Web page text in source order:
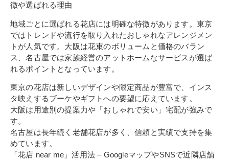
徴や選ばれる理由
地域ごとに選ばれる花店には明確な特徴があります。東京
ではトレンドや流行を取り入れたおしゃれなアレンジメン
トが人気です。大阪は花束のボリュームと価格のバラン
ス、名古屋では家族経営のアットホームなサービスが選ば
れるポイントとなっています。
東京の花店は新しいデザインや限定商品が豊富で、インス
タ映えするブーケやギフトへの要望に応えています。
大阪は用途別の提案力や「おしゃれで安い」宅配が強みで
す。
名古屋は長年続く老舗花店が多く、信頼と実績で支持を集
めています。
「花店 near me」活用法 – GoogleマップやSNSで近隣店舗